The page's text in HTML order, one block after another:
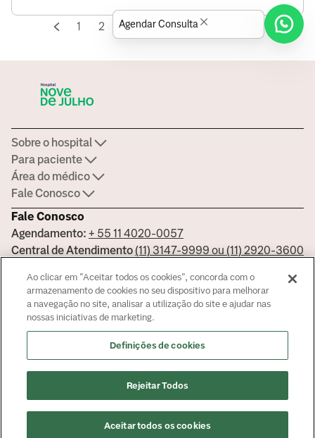
1 2 3 ... 61 62 63
Fale Conosco
Agendamento: + 55 11 4020-0057
Central de Atendimento(11) 3147-9999 ou (11) 2920-3600
Certificações
Saiba mais sobre nossas certificações
Sobre o hospital
Para paciente
Área do médico
Fale Conosco
Martin - CRM 239045
Agendar Consulta
Ao clicar em "Aceitar todos os cookies", concorda com o
armazenamento de cookies no seu dispositivo para melhorar
a navegação no site, analisar a utilização do site e ajudar nas
nossas iniciativas de marketing.
Definições de cookies
Rejeitar Todos
Aceitar todos os cookies